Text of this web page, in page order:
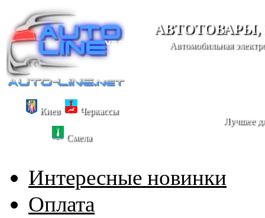
Автомобильная
Киев Черкассы
Смела
Лучшее
Интересные новинки
Оплата